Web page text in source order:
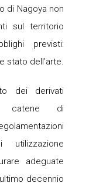
di Nagoya non
sul territorio
previsti:
stato dell’arte.
dei derivati
catene di
adeguate
decennio